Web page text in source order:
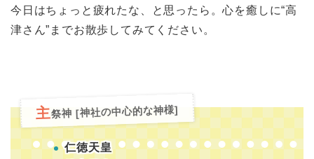
今日はちょっと疲れたな、と思ったら。心を癒しに“高
津さん”までお散歩してみてください。
主祭神 [神社の中心的な神様]
仁徳天皇